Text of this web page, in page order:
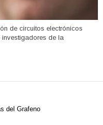
de circuitos electrónicos
investigadores de la